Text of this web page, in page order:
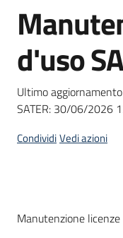
Bandi
strumenti
acquisto
telematiche
Salta al contenuto
d'uso
Ultimo
SATER: 30/06/2026
CondividiVedi azioni
Dati del bando
Manutenzione licenze